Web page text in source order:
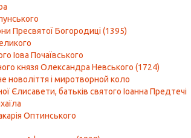
Пресвятої Богородиці (1395)
Іова Почаївського
князя Олександра Невського (1724)
новоліття і миротворной коло
Єлисавети, батьків святого Іоанна Предтечі
Оптинського